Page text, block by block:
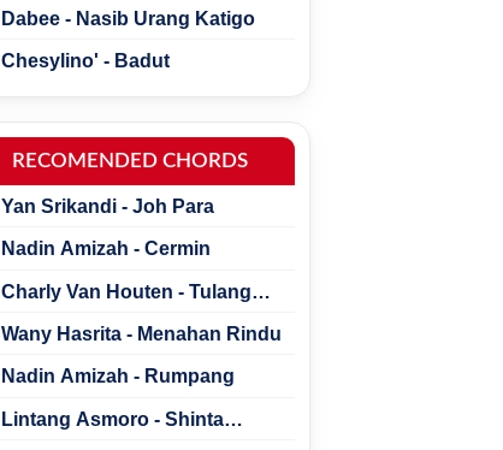
Dabee - Nasib Urang Katigo
Chesylino' - Badut
RECOMENDED CHORDS
Yan Srikandi - Joh Para
Nadin Amizah - Cermin
Charly Van Houten - Tulang
Wany Hasrita - Menahan Rindu
Nadin Amizah - Rumpang
Lintang Asmoro - Shinta